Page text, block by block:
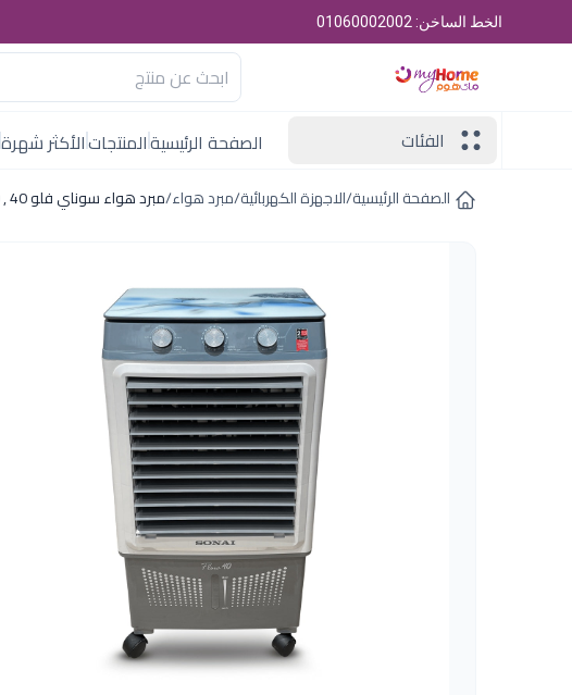
الخط الساخن: 01060002002
الفئات
الصفحة الرئيسيةالمنتجاتالأكثر شهرة
الصفحة الرئيسية/الاجهزة الكهربائية/مبرد هواء/مبرد هواء سوناي فلو 40 , 40 لتر , 3 سرعات MAR 40AC